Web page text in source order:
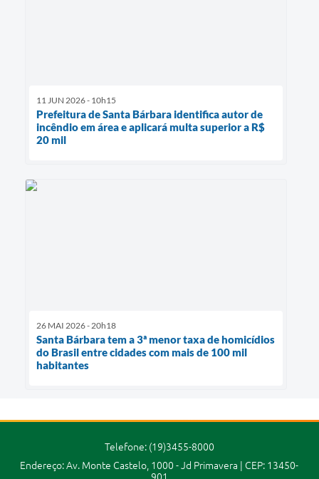
11 JUN 2026 - 10h15
Prefeitura de Santa Bárbara identifica autor de
incêndio em área e aplicará multa superior a R$
20 mil
26 MAI 2026 - 20h18
Santa Bárbara tem a 3ª menor taxa de homicídios
do Brasil entre cidades com mais de 100 mil
habitantes
Telefone: (19)3455-8000
Endereço: Av. Monte Castelo, 1000 - Jd Primavera | CEP: 13450-